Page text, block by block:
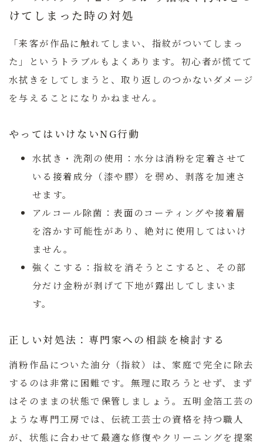
けてしまった時の対処
「来客が作品に触れてしまい、指紋がついてしまっ
た」というトラブルもよくあります。初心者が慌てて
水拭きをしてしまうと、取り返しのつかないダメージ
を与えることになりかねません。
やってはいけないNG行動
水拭き・洗剤の使用： 水分は消粉を定着させて
いる接着成分（漆や膠）を弱め、剥落を加速さ
せます。
アルコール除菌： 表面のコーティングや接着層
を溶かす可能性があり、絶対に使用してはいけ
ません。
強くこする：指紋を消そうとこすると、その部
分だけ金粉が剥げて下地が露出してしまいま
す。
正しい対処法：専門家への相談を検討する
消粉作品についた油分（指紋）は、家庭で完全に除去
するのは非常に困難です。無理に取ろうとせず、まず
はそのままの状態で保管しましょう。五明金箔工芸の
ような専門工房では、伝統工芸士の資格を持つ職人
が、状態に合わせて最適な修復やクリーニングを提案